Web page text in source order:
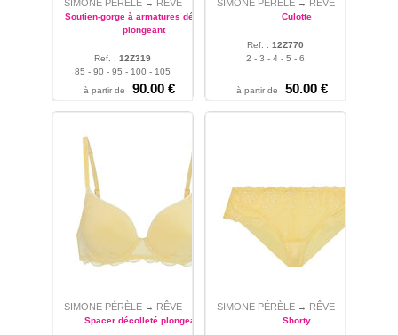
SIMONE PÉRÈLE → RÊVE
Soutien-gorge à armatures décolleté
plongeant
Ref. : 12Z319
85 - 90 - 95 - 100 - 105
à partir de
90.00€
SIMONE PÉRÈLE → RÊVE
Culotte
Ref. : 12Z770
2 - 3 - 4 - 5 - 6
à partir de 50.00€
SIMONE PÉRÈLE → RÊVE
Spacer décolleté plongeant
SIMONE PÉRÈLE → RÊVE
Shorty